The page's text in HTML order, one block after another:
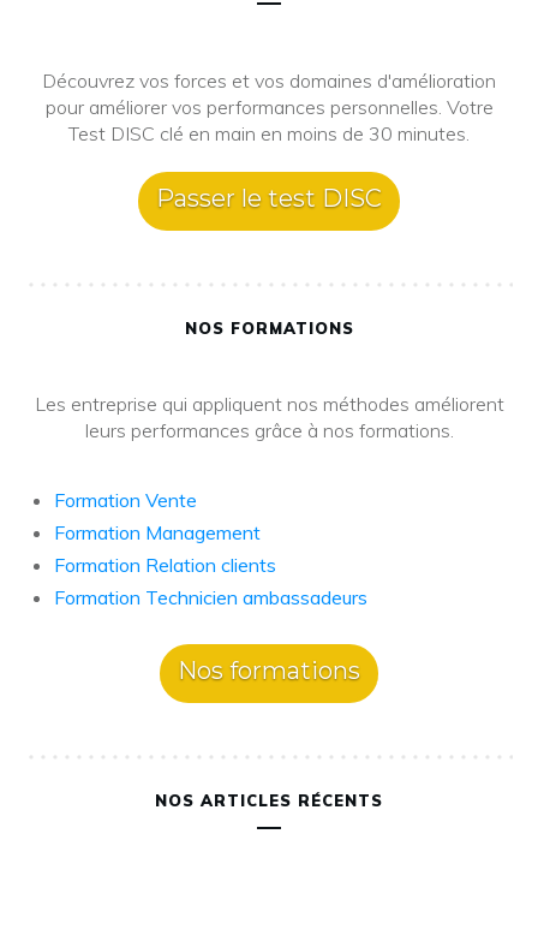
Découvrez vos forces et vos domaines d'amélioration
pour améliorer vos performances personnelles. Votre
Test DISC clé en main en moins de 30 minutes.
Passer le test DISC
NOS FORMATIONS
Les entreprise qui appliquent nos méthodes améliorent
leurs performances grâce à nos formations.
Formation Vente
Formation Management
Formation Relation clients
Formation Technicien ambassadeurs
Nos formations
NOS ARTICLES RÉCENTS